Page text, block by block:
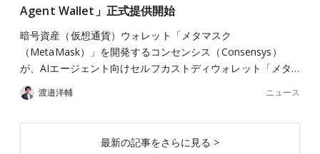
Agent Wallet」正式提供開始
暗号資産（仮想通貨）ウォレット「メタマスク
（MetaMask）」を開発するコンセンシス（Consensys）
が、AIエージェント向けセルフカストディウォレット「メタ…
渡邉洋輔 ニュース
最新の記事をさらに見る >